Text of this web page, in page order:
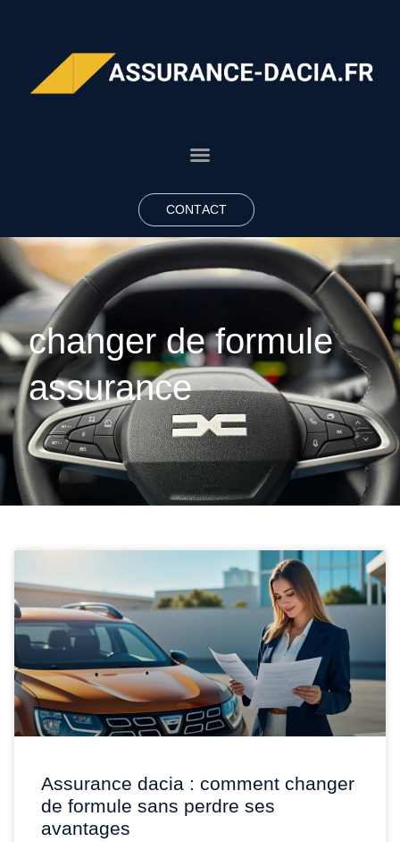
CONTACT
changer de formule
assurance
Assurance dacia : comment changer
de formule sans perdre ses
avantages